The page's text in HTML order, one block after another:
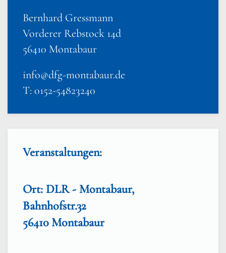
Bernhard Gressmann
Vorderer Rebstock 14d
56410 Montabaur
info@dfg-montabaur.de
T: 0152-54823240
Veranstaltungen:
Ort: DLR - Montabaur,
Bahnhofstr.32
56410 Montabaur